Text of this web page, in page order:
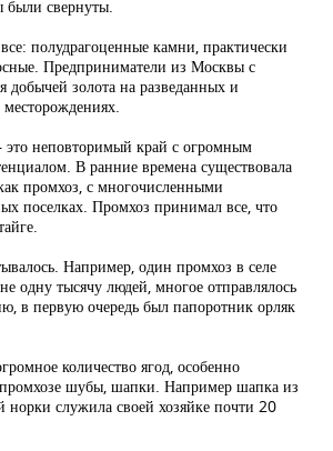
были свернуты.
полудрагоценные камни, практически
Предприниматели из Москвы с
добычей золота на разведанных и
неповторимый край с огромным
В ранние времена существовала
промхоз, с многочисленными
поселках. Промхоз принимал все, что
Например, один промхоз в селе
одну тысячу людей, многое отправлялось
в первую очередь был папоротник орляк
количество ягод, особенно
шубы, шапки. Например шапка из
норки служила своей хозяйке почти 20